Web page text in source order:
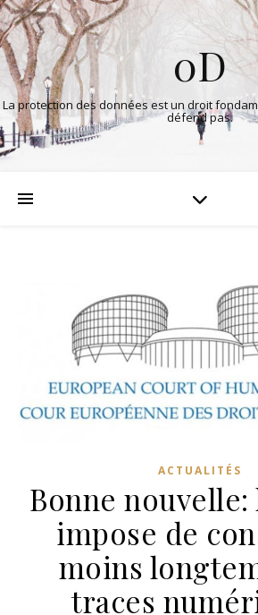
0D
La protection des données est un droit
défend pas.
ACTUALITÉS
Bonne nouvelle:
impose de
moins
traces